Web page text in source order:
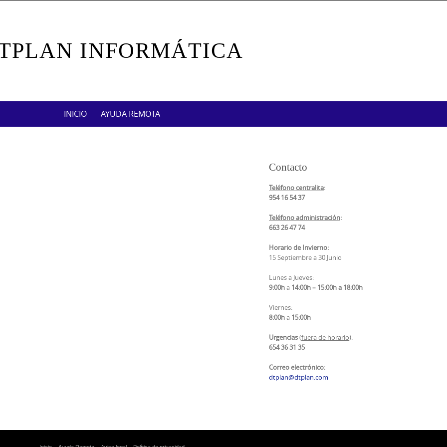
INFORMÁTICA
INICIO AYUDA REMOTA
Contacto
Teléfono centralita:
954 16 54 37
Teléfono administración:
663 26 47 74
Horario de Invierno:
15 Septiembre a 30 Junio
Lunes a Jueves:
9:00ha 14:00h – 15:00h a 18:00h
Viernes:
8:00ha 15:00h
Urgencias(fuera de horario):
654 36 31 35
Correo electrónico:
dtplan@dtplan.com